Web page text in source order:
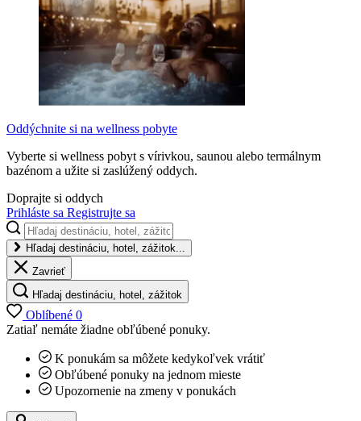
Oddýchnite si na wellness pobyte
Vyberte si wellness pobyt s vírivkou, saunou alebo termálnym
bazénom a užite si zaslúžený oddych.
Doprajte si oddych
Prihláste sa Registrujte sa
Hľadaj destináciu, hotel, zážitok...
Zavrieť
Hľadaj destináciu, hotel, zážitok
Oblíbené 0
Zatiaľ nemáte žiadne obľúbené ponuky.
K ponukám sa môžete kedykoľvek vrátiť
Obľúbené ponuky na jednom mieste
Upozornenie na zmeny v ponukách